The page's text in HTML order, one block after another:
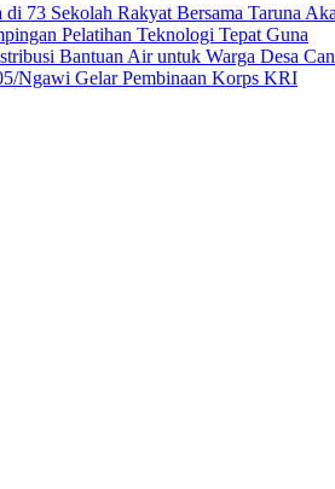
73 Sekolah Rakyat Bersama Taruna
Pelatihan Teknologi Tepat Guna
Bantuan Air untuk Warga Desa
Ngawi Gelar Pembinaan Korps KRI